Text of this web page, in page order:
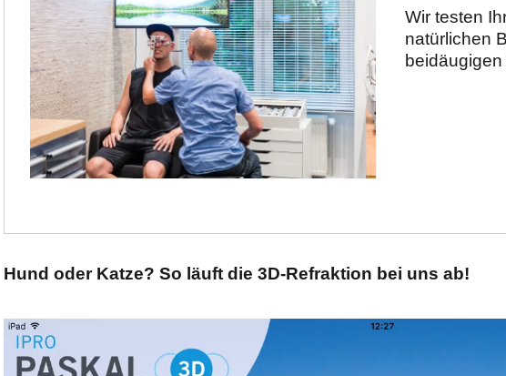
Wir testen
natürlichen
Hund oder Katze? So läuft die 3D-Refraktion bei uns ab!